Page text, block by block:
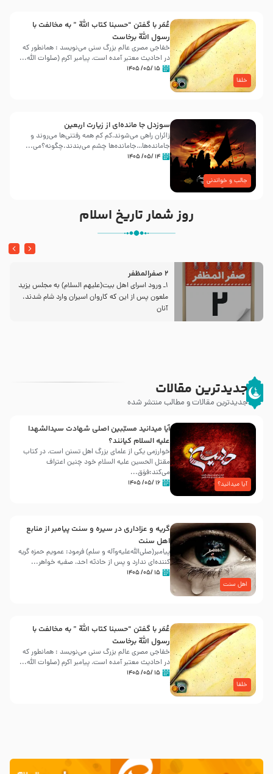
خلفا
عُمَر با گفتن “حسبنا كتاب اللّه ” به مخالفت با
رسول اللّه برخاست
خفاجی مصری عالم بزرگ سنی می‌نویسد : همانطور که
در احادیث معتبر آمده است، پیامبر اکرم (صلوات اللّه...
۱۵ /۰۵/ ۱۴۰۵
جالب و خواندنی
سوزدل جا مانده‌ای از زیارت اربعین
زائران راهی می‌شوند،کم‌ کم همه رفتنی‌ها می‌روند و
جامانده‌ها…جامانده‌ها چشم می‌بندند.چگونه؟می‌...
۱۴ /۰۵/ ۱۴۰۵
روز شمار تاریخ اسلام
2 صفرالمظفر
1ـ ورود اسراى اهل بیت‌(علیهم السلام) به مجلس یزید
ملعون پس از این كه كاروان اسیران وارد شام شدند،
آنان
جدیدترین مقالات
جدیدترین مقالات و مطالب منتشر شده
آیا میدانید؟
آیا میدانید مسبّبین اصلی شهادت سیدالشهدا
علیه ‌السلام کیانند؟
خوارزمی یکی از علمای بزرگ اهل تسنن است، در کتاب
مقتل الحسین علیه ‌السلام خود چنین اعتراف
می‌کند:فوَق...
۱۶ /۰۵/ ۱۴۰۵
اهل سنت
گریه و عزاداری در سیره و سنت پیامبر از منابع
اهل سنت
پیامبر(صلی‌الله‌علیه‌وآله و سلم) فرمود: عمویم حمزه گریه
کننده‌ای ندارد و پس از حادثه احد، صفیه خواهر...
۱۵ /۰۵/ ۱۴۰۵
خلفا
عُمَر با گفتن “حسبنا كتاب اللّه ” به مخالفت با
رسول اللّه برخاست
خفاجی مصری عالم بزرگ سنی می‌نویسد : همانطور که
در احادیث معتبر آمده است، پیامبر اکرم (صلوات اللّه...
۱۵ /۰۵/ ۱۴۰۵